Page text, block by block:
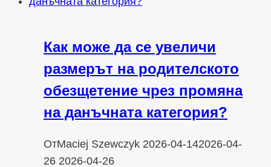
Как може да се увеличи
размерът на родителското
обезщетение чрез промяна
на данъчната категория?
ОтMaciej Szewczyk 2026-04-142026-04-
26 2026-04-26